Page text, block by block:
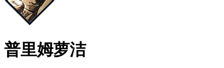
普里姆萝洁